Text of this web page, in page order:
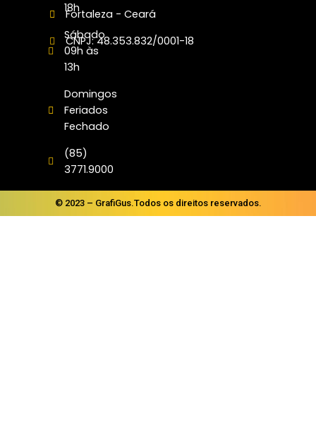
18h
Sábado
09h às
13h
Domingos
Feriados
Fechado
(85)
3771.9000
Fortaleza - Ceará
CNPJ: 48.353.832/0001-18
© 2023 – GrafiGus.Todos os direitos reservados.